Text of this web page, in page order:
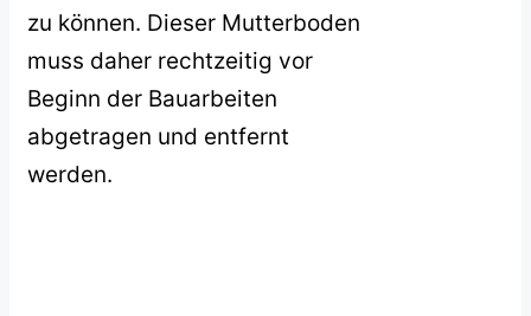
zu können. Dieser Mutterboden
muss daher rechtzeitig vor
Beginn der Bauarbeiten
abgetragen und entfernt
werden.